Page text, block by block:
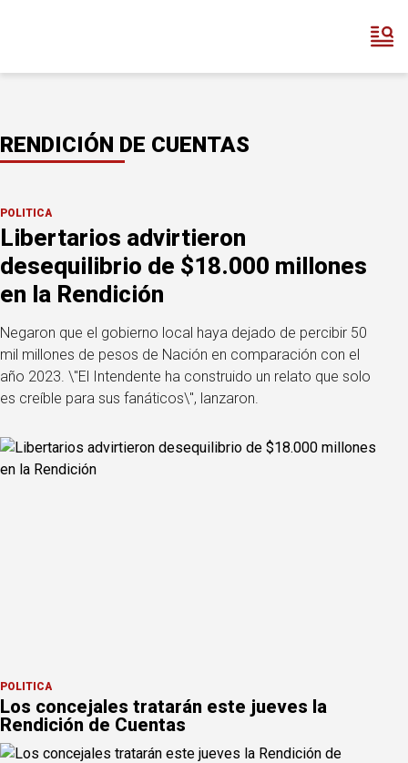
RENDICIÓN DE CUENTAS
POLÍTICA
Libertarios advirtieron
desequilibrio de $18.000 millones
en la Rendición
Negaron que el gobierno local haya dejado de percibir 50
mil millones de pesos de Nación en comparación con el
año 2023. \"El Intendente ha construido un relato que solo
es creíble para sus fanáticos\", lanzaron.
POLÍTICA
Los concejales tratarán este jueves la
Rendición de Cuentas